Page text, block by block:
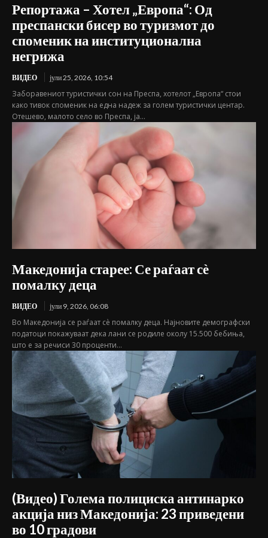
Репортажа – Хотел „Европа“: Од
преспански бисер во туризмот до
споменик на институционална
негрижа
ВИДЕО јули 25, 2026, 10:54
Заборавениот туристички сон на Преспа, хотелот „Европа“ стои
како тивок споменик на една надеж за голем туристички центар.
Отешево, малото село во Преспа, ја...
Македонија старее: Се раѓаат сѐ
помалку деца
ВИДЕО јули 9, 2026, 06:08
Во Македонија се раѓаат сѐ помалку деца. Најновите демографски
податоци покажуваат дека лани се родиле околу 15.500 бебиња,
што е за речиси 30 проценти...
(Видео) Голема полициска антинарко
акција низ Македонија: 23 приведени
во 10 градови